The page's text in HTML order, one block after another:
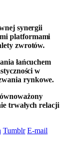
synergii
platformami
zwrotów.
łańcuchem
w
rynkowe.
trwałych relacji
Tumblr E-mail